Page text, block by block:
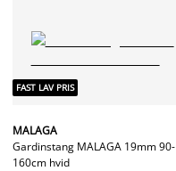
FAST LAV PRIS
MALAGA
Gardinstang MALAGA 19mm 90-
160cm hvid